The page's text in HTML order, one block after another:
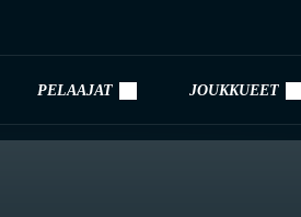
PELAAJAT JOUKKUEET